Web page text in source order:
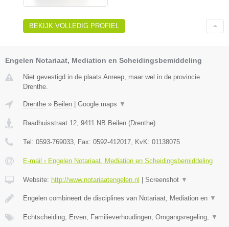
BEKIJK VOLLEDIG PROFIEL
Engelen Notariaat, Mediation en Scheidingsbemiddeling
Niet gevestigd in de plaats Anreep, maar wel in de provincie
Drenthe.
Drenthe » Beilen Google maps ▼
Raadhuisstraat 12, 9411 NB Beilen (Drenthe)
Tel: 0593-769033, Fax: 0592-412017, KvK: 01138075
E-mail › Engelen Notariaat, Mediation en Scheidingsbemiddeling
Website: http://www.notariaatengelen.nl Screenshot ▼
Engelen combineert de disciplines van Notariaat, Mediation en ▼
Echtscheiding, Erven, Familieverhoudingen, Omgangsregeling, ▼